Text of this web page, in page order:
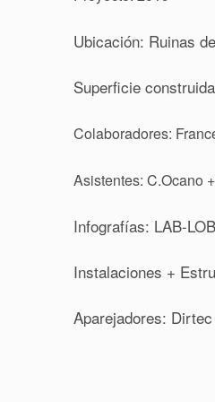
Ubicación: Ruinas
Superficie
Colaboradores:
Asistentes: C.Ocano
Infografías: LAB-
Instalaciones +
Aparejadores: Dirtec